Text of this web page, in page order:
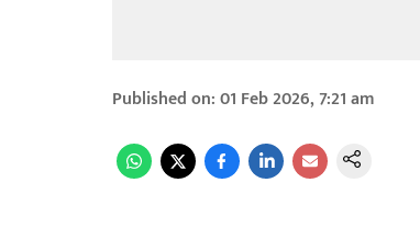
Published on:01 Feb 2026, 7:21 am